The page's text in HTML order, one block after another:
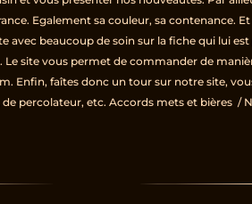
Egalement sa couleur, sa contenance.
avec beaucoup de soin sur la fiche qui lui
site vous permet de commander de
Enfin, faîtes donc un tour sur notre site,
de percolateur, etc.Accords mets et bières /